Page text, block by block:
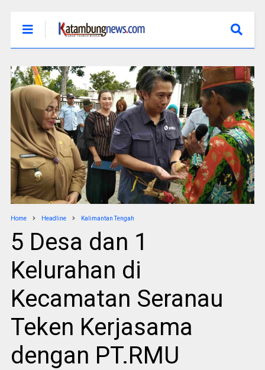
Home Headline Kalimantan Tengah
5 Desa dan 1
Kelurahan di
Kecamatan Seranau
Teken Kerjasama
dengan PT.RMU